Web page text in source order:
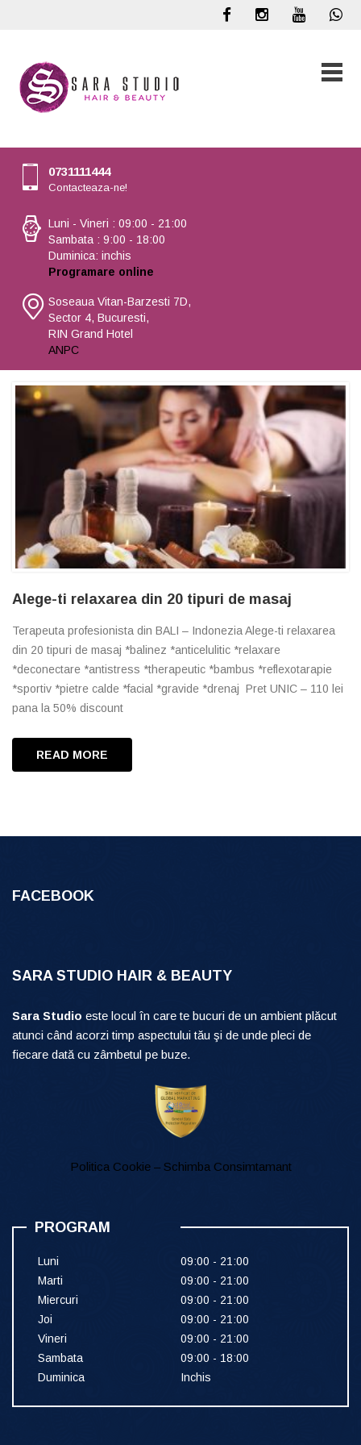
0731111444
Contacteaza-ne!
Luni - Vineri : 09:00 - 21:00
Sambata : 9:00 - 18:00
Duminica: inchis
Programare online
Soseaua Vitan-Barzesti 7D,
Sector 4, Bucuresti,
RIN Grand Hotel
ANPC
Alege-ti relaxarea din 20 tipuri de masaj
Terapeuta profesionista din BALI – Indonezia Alege-ti relaxarea
din 20 tipuri de masaj *balinez *anticelulitic *relaxare
*deconectare *antistress *therapeutic *bambus *reflexotarapie
*sportiv *pietre calde *facial *gravide *drenaj Pret UNIC – 110 lei
pana la 50% discount
READ MORE
FACEBOOK
SARA STUDIO HAIR & BEAUTY
Sara Studio este locul în care te bucuri de un ambient plăcut
atunci când acorzi timp aspectului tău şi de unde pleci de
fiecare dată cu zâmbetul pe buze.
Politica Cookie – Schimba Consimtamant
PROGRAM
Luni
09:00 - 21:00
Marti
09:00 - 21:00
Miercuri
09:00 - 21:00
Joi
09:00 - 21:00
Vineri
09:00 - 21:00
Sambata
09:00 - 18:00
Duminica
Inchis